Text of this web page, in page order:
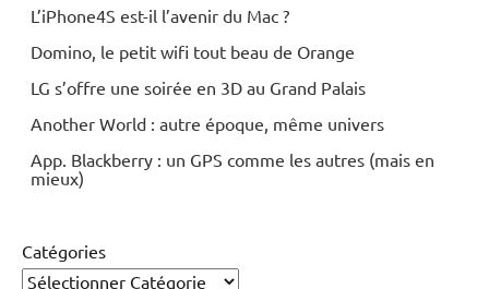
L’iPhone4S est-il l’avenir du Mac ?
Domino, le petit wifi tout beau de Orange
LG s’offre une soirée en 3D au Grand Palais
Another World : autre époque, même univers
App. Blackberry : un GPS comme les autres (mais en
mieux)
Catégories